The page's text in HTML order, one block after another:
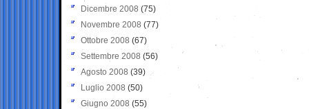
Dicembre 2008 (75)
Novembre 2008 (77)
Ottobre 2008 (67)
Settembre 2008 (56)
Agosto 2008 (39)
Luglio 2008 (50)
Giugno 2008 (55)